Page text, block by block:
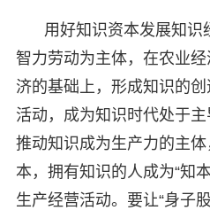
用好知识资本发展知识
智力劳动为主体，在农业
济的基础上，形成知识的
活动，成为知识时代处于
推动知识成为生产力的主
本，拥有知识的人成为“知
生产经营活动。要让“身子